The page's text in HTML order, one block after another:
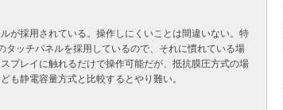
が採用されている。操作しにくいことは間違いない。特
ッチパネルを採用しているので、それに慣れている場
プレイに触れるだけで操作可能だが、抵抗膜圧方式の場
も静電容量方式と比較するとやり難い。